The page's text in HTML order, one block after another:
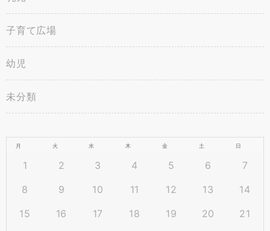
子育て広場
幼児
未分類
月 火 水 木 金 土 日
1 2 3 4 5 6
7
8
9 10 11 12 13
14
15
16 17 18 19 20
21